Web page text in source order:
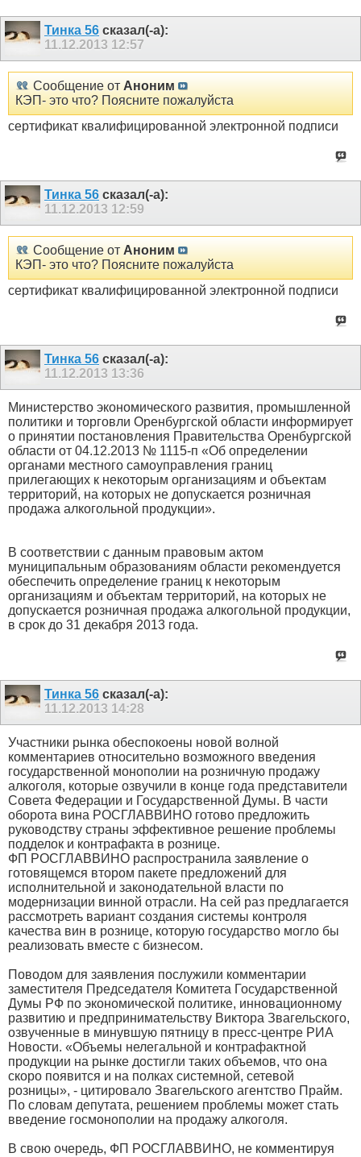
Тинка 56 сказал(-а):
11.12.2013 12:57
Сообщение от Аноним
КЭП- это что? Поясните пожалуйста
сертификат квалифицированной электронной подписи
Тинка 56 сказал(-а):
11.12.2013 12:59
Сообщение от Аноним
КЭП- это что? Поясните пожалуйста
сертификат квалифицированной электронной подписи
Тинка 56 сказал(-а):
11.12.2013 13:36
Министерство экономического развития, промышленной
политики и торговли Оренбургской области информирует
о принятии постановления Правительства Оренбургской
области от 04.12.2013 № 1115-п «Об определении
органами местного самоуправления границ
прилегающих к некоторым организациям и объектам
территорий, на которых не допускается розничная
продажа алкогольной продукции».
В соответствии с данным правовым актом
муниципальным образованиям области рекомендуется
обеспечить определение границ к некоторым
организациям и объектам территорий, на которых не
допускается розничная продажа алкогольной продукции,
в срок до 31 декабря 2013 года.
Тинка 56 сказал(-а):
11.12.2013 14:28
Участники рынка обеспокоены новой волной
комментариев относительно возможного введения
государственной монополии на розничную продажу
алкоголя, которые озвучили в конце года представители
Совета Федерации и Государственной Думы. В части
оборота вина РОСГЛАВВИНО готово предложить
руководству страны эффективное решение проблемы
подделок и контрафакта в рознице.
ФП РОСГЛАВВИНО распространила заявление о
готовящемся втором пакете предложений для
исполнительной и законодательной власти по
модернизации винной отрасли. На сей раз предлагается
рассмотреть вариант создания системы контроля
качества вин в рознице, которую государство могло бы
реализовать вместе с бизнесом.
Поводом для заявления послужили комментарии
заместителя Председателя Комитета Государственной
Думы РФ по экономической политике, инновационному
развитию и предпринимательству Виктора Звагельского,
озвученные в минувшую пятницу в пресс-центре РИА
Новости. «Объемы нелегальной и контрафактной
продукции на рынке достигли таких объемов, что она
скоро появится и на полках системной, сетевой
розницы», - цитировало Звагельского агентство Прайм.
По словам депутата, решением проблемы может стать
введение госмонополии на продажу алкоголя.
В свою очередь, ФП РОСГЛАВВИНО, не комментируя